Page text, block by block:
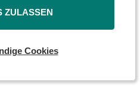
ZULASSEN
Cookies
DSW über die